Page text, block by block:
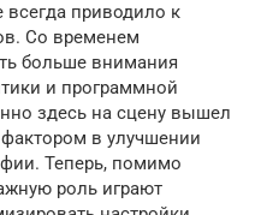
всегда приводило к
Со временем
больше внимания
и программной
здесь на сцену вышел
в улучшении
Теперь, помимо
роль играют